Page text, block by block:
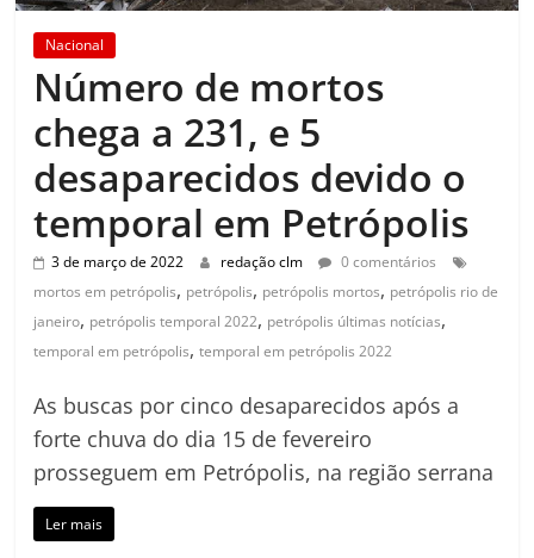
Nacional
Número de mortos
chega a 231, e 5
desaparecidos devido o
temporal em Petrópolis
3 de março de 2022 redação clm
0 comentários
mortos em petrópolis, petrópolis, petrópolis mortos, petrópolis rio de
janeiro, petrópolis temporal 2022, petrópolis últimas notícias,
temporal em petrópolis,temporal em petrópolis 2022
As buscas por cinco desaparecidos após a
forte chuva do dia 15 de fevereiro
prosseguem em Petrópolis, na região serrana
Ler mais